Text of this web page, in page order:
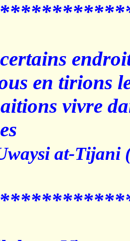
créé à
que nous
époques."